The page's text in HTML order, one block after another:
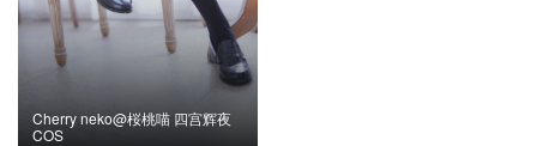
Cherry neko@桜桃喵 四宫辉夜
COS